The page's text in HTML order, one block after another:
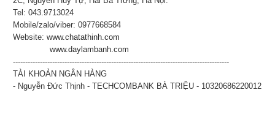
Tel: 043.9713024
Mobile/zalo/viber: 0977668584
Website:www.chatathinh.com
www.daylambanh.com
----------------------------------------------------------------------------------------
TÀI KHOẢN NGÂN HÀNG
- Nguyễn Đức Thịnh - TECHCOMBANK BÀ TRIỆU - 10320686220012